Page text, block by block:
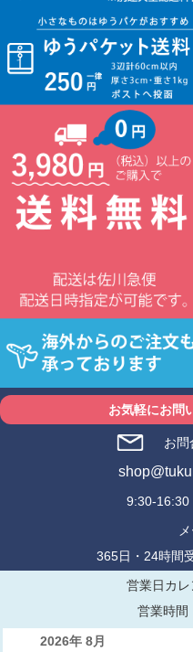
お気軽にお問
お問
9:30-
365日・24時間
営業日カレ
営業時間
2026年 8月